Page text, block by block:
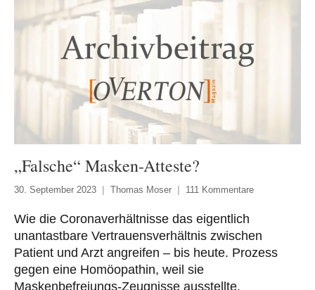
„Falsche“ Masken-Atteste?
30. September 2023 Thomas Moser 111 Kommentare
Wie die Coronaverhältnisse das eigentlich
unantastbare Vertrauensverhältnis zwischen
Patient und Arzt angreifen – bis heute. Prozess
gegen eine Homöopathin, weil sie
Maskenbefreiungs-Zeugnisse ausstellte.